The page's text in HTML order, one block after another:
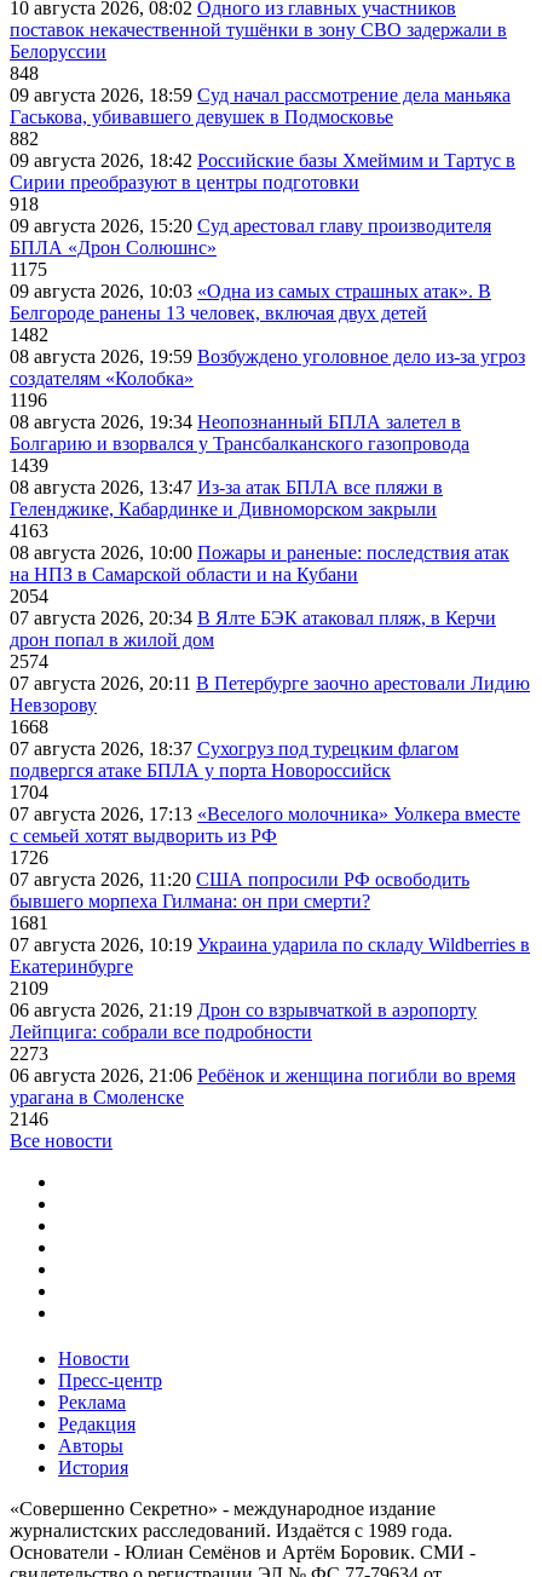
10 августа 2026, 08:02 Одного из главных участников
поставок некачественной тушёнки в зону СВО задержали в
Белоруссии
848
09 августа 2026, 18:59 Суд начал рассмотрение дела маньяка
Гаськова, убивавшего девушек в Подмосковье
882
09 августа 2026, 18:42 Российские базы Хмеймим и Тартус в
Сирии преобразуют в центры подготовки
918
09 августа 2026, 15:20 Суд арестовал главу производителя
БПЛА «Дрон Солюшнс»
1175
09 августа 2026, 10:03 «Одна из самых страшных атак». В
Белгороде ранены 13 человек, включая двух детей
1482
08 августа 2026, 19:59 Возбуждено уголовное дело из-за угроз
создателям «Колобка»
1196
08 августа 2026, 19:34 Неопознанный БПЛА залетел в
Болгарию и взорвался у Трансбалканского газопровода
1439
08 августа 2026, 13:47 Из-за атак БПЛА все пляжи в
Геленджике, Кабардинке и Дивноморском закрыли
4163
08 августа 2026, 10:00 Пожары и раненые: последствия атак
на НПЗ в Самарской области и на Кубани
2054
07 августа 2026, 20:34 В Ялте БЭК атаковал пляж, в Керчи
дрон попал в жилой дом
2574
07 августа 2026, 20:11 В Петербурге заочно арестовали Лидию
Невзорову
1668
07 августа 2026, 18:37 Сухогруз под турецким флагом
подвергся атаке БПЛА у порта Новороссийск
1704
07 августа 2026, 17:13 «Веселого молочника» Уолкера вместе
с семьей хотят выдворить из РФ
1726
07 августа 2026, 11:20 США попросили РФ освободить
бывшего морпеха Гилмана: он при смерти?
1681
07 августа 2026, 10:19 Украина ударила по складу Wildberries в
Екатеринбурге
2109
06 августа 2026, 21:19 Дрон со взрывчаткой в аэропорту
Лейпцига: собрали все подробности
2273
06 августа 2026, 21:06 Ребёнок и женщина погибли во время
урагана в Смоленске
2146
Все новости
Новости
Пресс-центр
Реклама
Редакция
Авторы
История
«Совершенно Секретно» - международное издание
журналистских расследований. Издаётся с 1989 года.
Основатели - Юлиан Семёнов и Артём Боровик. CМИ -